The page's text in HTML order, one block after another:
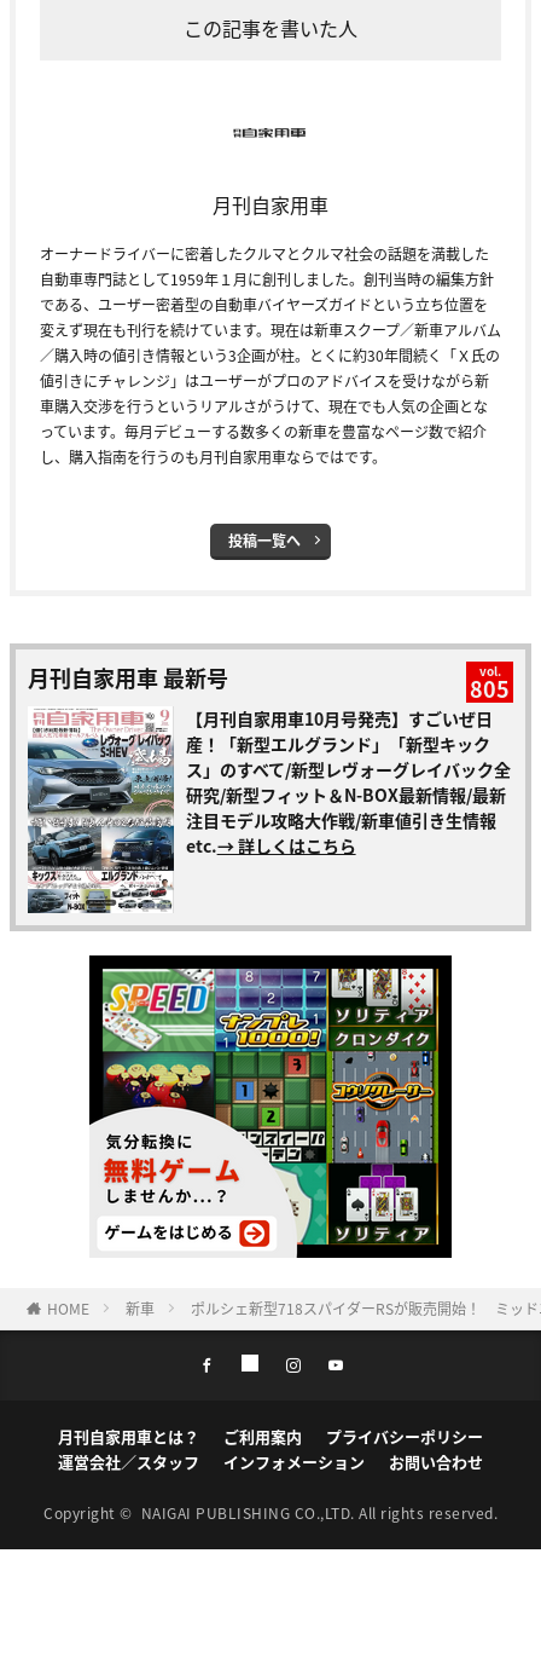
この記事を書いた人
月刊自家用車
オーナードライバーに密着したクルマとクルマ社会の話題を満載した
自動車専門誌として1959年１月に創刊しました。創刊当時の編集方針
である、ユーザー密着型の自動車バイヤーズガイドという立ち位置を
変えず現在も刊行を続けています。現在は新車スクープ／新車アルバム
／購入時の値引き情報という3企画が柱。とくに約30年間続く「Ｘ氏の
値引きにチャレンジ」はユーザーがプロのアドバイスを受けながら新
車購入交渉を行うというリアルさがうけて、現在でも人気の企画とな
っています。毎月デビューする数多くの新車を豊富なページ数で紹介
し、購入指南を行うのも月刊自家用車ならではです。
投稿一覧へ
月刊自家用車 最新号 vol.
805
【月刊自家用車10月号発売】すごいぜ日
産！「新型エルグランド」「新型キック
ス」のすべて/新型レヴォーグレイバック全
研究/新型フィット＆N-BOX最新情報/最新
注目モデル攻略大作戦/新車値引き生情報
etc.→ 詳しくはこちら
HOME 新車 ポルシェ新型718スパイダーRSが販売開始！ ミッ
月刊自家用車とは？ ご利用案内
プライバシーポリシー
運営会社／スタッフ
インフォメーション お問い合わせ
Copyright © NAIGAI PUBLISHING CO.,LTD. All rights reserved.